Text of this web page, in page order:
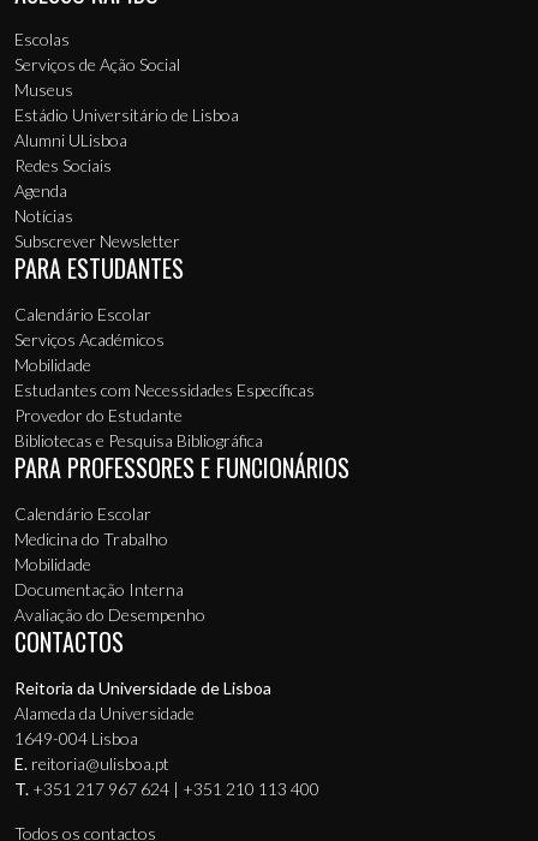
Escolas
Serviços de Ação Social
Museus
Estádio Universitário de Lisboa
Alumni ULisboa
Redes Sociais
Agenda
Notícias
Subscrever Newsletter
PARA ESTUDANTES
Calendário Escolar
Serviços Académicos
Mobilidade
Estudantes com Necessidades Específicas
Provedor do Estudante
Bibliotecas e Pesquisa Bibliográfica
PARA PROFESSORES E FUNCIONÁRIOS
Calendário Escolar
Medicina do Trabalho
Mobilidade
Documentação Interna
Avaliação do Desempenho
CONTACTOS
Reitoria da Universidade de Lisboa
Alameda da Universidade
1649-004 Lisboa
E. reitoria@ulisboa.pt
T. +351 217 967 624 | +351 210 113 400
Todos os contactos